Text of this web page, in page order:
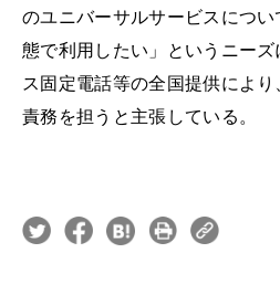
のユニバーサルサービスにつ
態で利用したい」というニー
ス固定電話等の全国提供によ
責務を担うと主張している。